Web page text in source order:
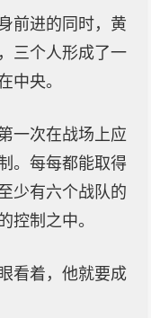
前进的同时，黄
三个人形成了一
中央。
一次在战场上应
。每每都能取得
少有六个战队的
控制之中。
看着，他就要成